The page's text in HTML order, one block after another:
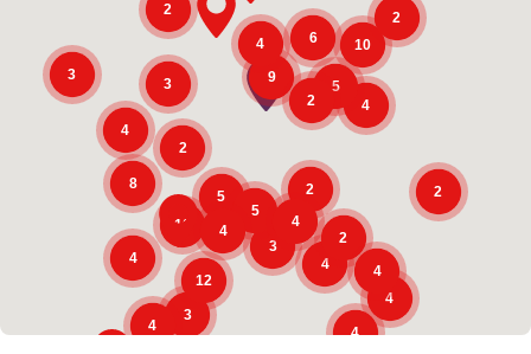
10
3
4
2
12
5
6
4
4
2
2
4
4
8
10
3
5
2
5
9
4
2
4
2
4
4
4
2
4
3
3